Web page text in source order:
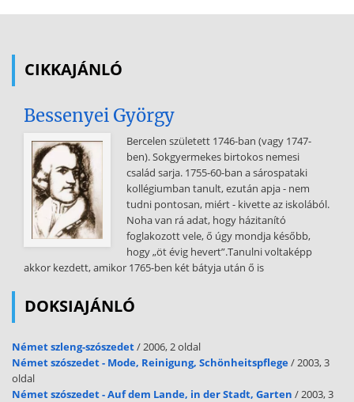
egyet.
egyedül." Az örökbefogadást az emberek többsége azzal
magyarázza, hogy az örökbefogadóknak nyilván biológiailag nem
lehet gyermekük. Az örökbefogadókat sajnálják. Az ember pedig
valahogy úgy van megalkotva, hogy szereti, ha együtt éreznek vele,
de nem szereti, ha sajnálják. Az együttérzés a másikkal való
érzésközösséget, a sajnálat elzárkózást jelent. Aki sajnál, az meg sem
kísérli megérteni, mi történik a másik emberrel. Vajon mi késztette
az interjúalanyaimat arra, hogy megkérjenek, valódi nevük helyett
álnéven szerepelhessenek? Vajon sokan miért nem vállalták a
beszélgetést egyáltalán? A közgondolkodás szerint, ha valaki nem
vállalhatja fel a nevét, az általában valamilyen bûnt követett el.
összemosódott napjaink világszemléletében? Hogy történhetett
akik komolyan veszik az "örökre" szót, egy árva gyermek
befogadásáért "társadalmi feketelistára" kerülnek? Mi történt a
gondolkodásunkkal? Ez azonban csupán a dolgok egyik oldala. Az
CIKKAJÁNLÓ
Bessenyei György
Bercelen született 1746-ban (vagy 1747-
ben). Sokgyermekes birtokos nemesi
család sarja. 1755-60-ban a sárospataki
kollégiumban tanult, ezután apja - nem
tudni pontosan, miért - kivette az iskolából.
Noha van rá adat, hogy házitanító
foglakozott vele, ő úgy mondja később,
hogy „öt évig hevert”.Tanulni voltaképp
akkor kezdett, amikor 1765-ben két bátyja után ő is
DOKSIAJÁNLÓ
Német szleng-szószedet/ 2006, 2 oldal
Német szószedet - Mode, Reinigung, Schönheitspflege/ 2003, 3
oldal
Német szószedet - Auf dem Lande, in der Stadt, Garten / 2003, 3